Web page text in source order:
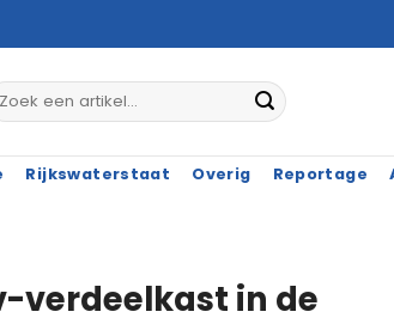
Rijkswaterstaat Overig Reportage
verdeelkast in de